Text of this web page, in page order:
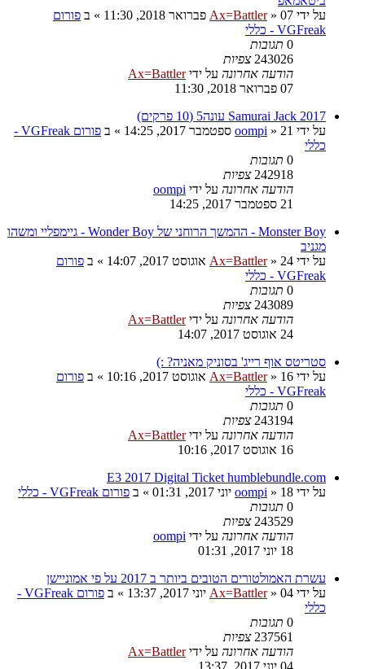
על ידי
Ax=Battler» 07 פברואר 2018, 11:30 » ב פורום
VGFreak - כללי
0 תגובות
243026 צפיות
הודעה אחרונה על ידיAx=Battler
07 פברואר 2018, 11:30
Samurai Jack 2017 עונה5 (10 פרקים)
על ידי
oompi » 21 ספטמבר 2017, 14:25 » ב
פורום VGFreak -
כללי
0 תגובות
242918 צפיות
הודעה אחרונה על ידי oompi
21 ספטמבר 2017, 14:25
Monster Boy - ההמשך הרוחני של Wonder Boy - גיימפליי ומשהו
מגניב
על ידי
Ax=Battler» 24 אוגוסט 2017, 14:07 » ב פורום
VGFreak - כללי
0 תגובות
243089 צפיות
הודעה אחרונה על ידיAx=Battler
24 אוגוסט 2017, 14:07
סטריטס אוף רייג' בסוניק מאניה? :)
על ידי
Ax=Battler» 16 אוגוסט 2017, 10:16 » ב פורום
VGFreak - כללי
0 תגובות
243194 צפיות
הודעה אחרונה על ידיAx=Battler
16 אוגוסט 2017, 10:16
E3 2017 Digital Ticket humblebundle.com
על ידי
oompi » 18 יוני 2017, 01:31 » ב פורום VGFreak - כללי
0 תגובות
243529 צפיות
הודעה אחרונה על ידי oompi
18 יוני 2017, 01:31
עשרת האמולטורים הטובים ביותר ב 2017 על פי אמוניישן
על ידי
Ax=Battler» 04 יוני 2017, 13:37 » ב
פורום VGFreak -
כללי
0 תגובות
237561 צפיות
הודעה אחרונה על ידיAx=Battler